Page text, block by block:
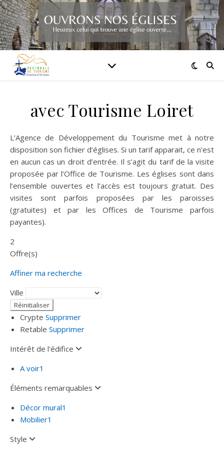
avec Tourisme Loiret
L’Agence de Développement du Tourisme met à notre
disposition son fichier d’églises. Si un tarif apparait, ce n’est
en aucun cas un droit d’entrée. Il s’agit du tarif de la visite
proposée par l’Office de Tourisme. Les églises sont dans
l’ensemble ouvertes et l’accès est toujours gratuit. Des
visites sont parfois proposées par les paroisses
(gratuites) et par les Offices de Tourisme parfois
payantes).
2
Offre(s)
Affiner ma recherche
Ville
Crypte Supprimer
Retable Supprimer
Intérêt de l'édifice
A voir1
Éléments remarquables
Décor mural1
Mobilier1
Style